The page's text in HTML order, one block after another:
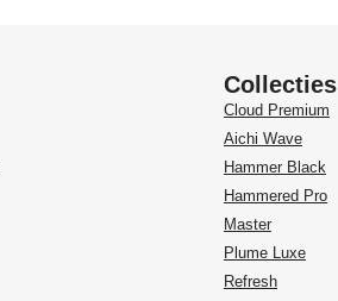
Collecties
Cloud Premium
Aichi Wave
Hammer Black
Hammered Pro
Master
Plume Luxe
Refresh